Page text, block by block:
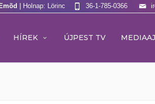
| Holnap: Lörinc 36-1-785-0366
HÍREK ÚJPEST TV